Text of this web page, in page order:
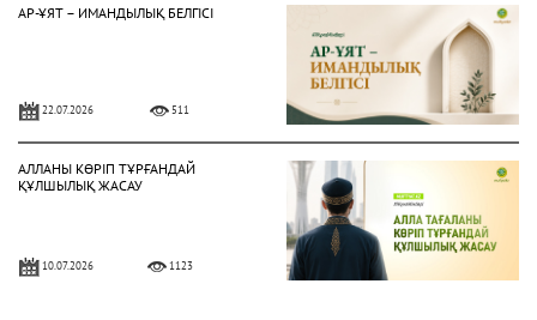
АР-ҰЯТ – ИМАНДЫЛЫҚ БЕЛГІСІ
22.07.2026 511
АЛЛАНЫ КӨРІП ТҰРҒАНДАЙ
ҚҰЛШЫЛЫҚ ЖАСАУ
10.07.2026 1123